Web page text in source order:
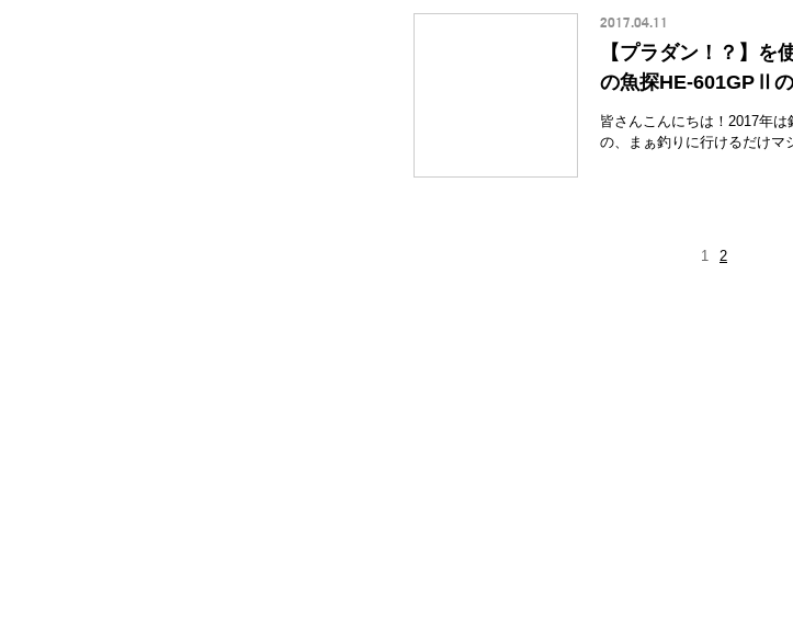
2017.04.11
【プラダン！？】を
の魚探HE-601GPⅡ
皆さんこんにちは！2017年
の、まぁ釣りに行けるだけマ
1 2